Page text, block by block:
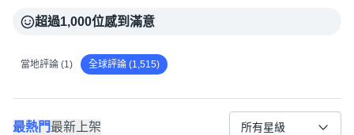
超過1,000位感到滿意
當地評論 (1) 全球評論 (1,515)
最熱門最新上架 所有星級